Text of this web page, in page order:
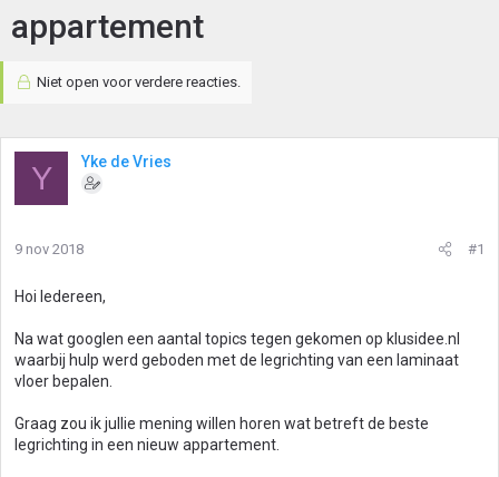
appartement
Niet open voor verdere reacties.
Y Yke de Vries
9 nov 2018 #1
Hoi Iedereen,
Na wat googlen een aantal topics tegen gekomen op klusidee.nl
waarbij hulp werd geboden met de legrichting van een laminaat
vloer bepalen.
Graag zou ik jullie mening willen horen wat betreft de beste
legrichting in een nieuw appartement.